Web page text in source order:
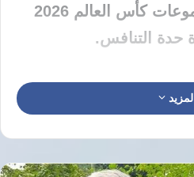
أدى إلى زيادة عدد مجموعات كأس العالم 2026
المزيد